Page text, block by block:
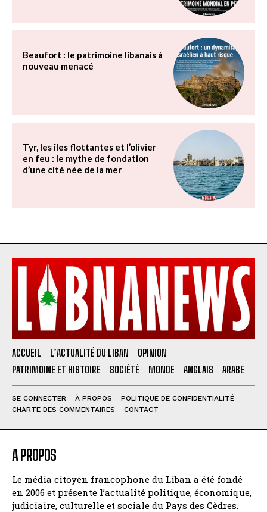
Beaufort : le patrimoine libanais à
nouveau menacé
Tyr, les îles flottantes et l’olivier
en feu : le mythe de fondation
d’une cité née de la mer
ACCUEIL L’ACTUALITÉ DU LIBAN
OPINION
PATRIMOINE ET HISTOIRE
SOCIÉTÉ MONDE ANGLAIS ARABE
SE CONNECTER À PROPOS
POLITIQUE DE CONFIDENTIALITÉ
CHARTE DES COMMENTAIRES
CONTACT
A PROPOS
Le média citoyen francophone du Liban a été fondé
en 2006 et présente l’actualité politique, économique,
judiciaire, culturelle et sociale du Pays des Cèdres.